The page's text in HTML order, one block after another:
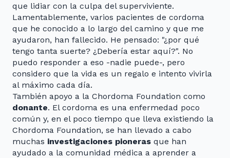
que lidiar con la culpa del superviviente.
Lamentablemente, varios pacientes de cordoma
que he conocido a lo largo del camino y que me
ayudaron, han fallecido. He pensado: "¿por qué
tengo tanta suerte? ¿Debería estar aquí?". No
puedo responder a eso -nadie puede-, pero
considero que la vida es un regalo e intento vivirla
al máximo cada día.
También apoyo a la Chordoma Foundation como
donante. El cordoma es una enfermedad poco
común y, en el poco tiempo que lleva existiendo la
Chordoma Foundation, se han llevado a cabo
muchas investigaciones pioneras que han
ayudado a la comunidad médica a aprender a